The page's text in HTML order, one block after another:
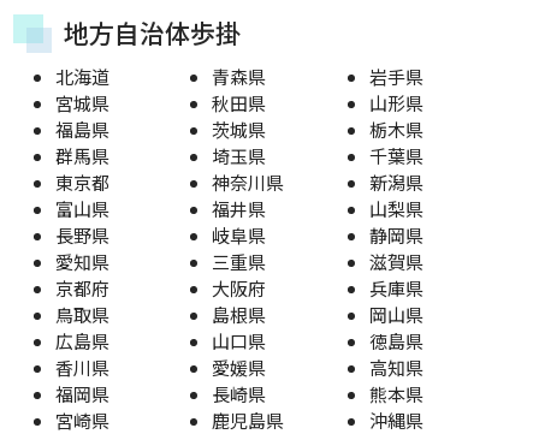
地方自治体歩掛
北海道 青森県
岩手県
宮城県
秋田県
山形県
福島県
茨城県
栃木県
群馬県
埼玉県
千葉県
東京都
神奈川県
新潟県
富山県
福井県
山梨県
長野県
岐阜県
静岡県
愛知県
三重県
滋賀県
京都府
大阪府
兵庫県
鳥取県
島根県
岡山県
広島県
山口県
徳島県
香川県
愛媛県
高知県
福岡県
長崎県
熊本県
宮崎県
鹿児島県 沖縄県